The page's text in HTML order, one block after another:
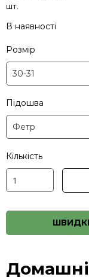
шт.
В наявності
Розмір
Підошва
Кількість
Домашні